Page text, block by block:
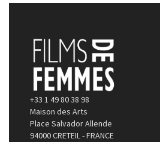
+33 1 49 80 38 98
Maison des Arts
Place Salvador Allende
94000 CRETEIL - FRANCE